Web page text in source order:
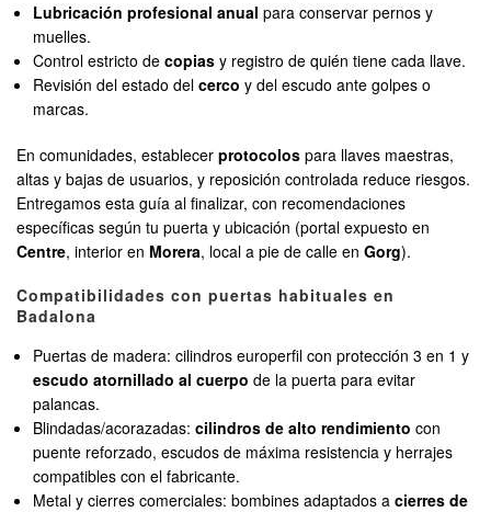
Lubricación profesional anual para conservar pernos y
muelles.
Control estricto decopias y registro de quién tiene cada llave.
Revisión del estado delcerco y del escudo ante golpes o
marcas.
En comunidades, establecer protocolos para llaves maestras,
altas y bajas de usuarios, y reposición controlada reduce riesgos.
Entregamos esta guía al finalizar, con recomendaciones
específicas según tu puerta y ubicación (portal expuesto en
Centre, interior en Morera, local a pie de calle en Gorg).
Compatibilidades con puertas habituales en
Badalona
Puertas de madera: cilindros europerfil con protección 3 en 1 y
escudo atornillado al cuerpo de la puerta para evitar
palancas.
Blindadas/acorazadas:cilindros de alto rendimiento con
puente reforzado, escudos de máxima resistencia y herrajes
compatibles con el fabricante.
Metal y cierres comerciales: bombines adaptados acierres de